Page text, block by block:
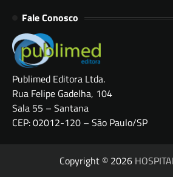
Fale Conosco
Publimed Editora Ltda.
Rua Felipe Gadelha, 104
Sala 55 – Santana
CEP: 02012-120 – São Paulo/SP
Copyright © 2026